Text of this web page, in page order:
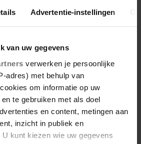
Advertentie-instellingen
van uw gegevens
verwerken je persoonlijke
adres) met behulp van
om informatie op uw
te gebruiken met als doel
en content, metingen aan
inzicht in publiek en
kunt kiezen wie uw gegevens
buurman van een oude